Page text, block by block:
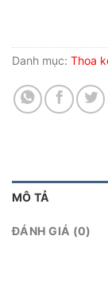
Danh mục: Thoa
MÔ TẢ
ĐÁNH GIÁ (0)